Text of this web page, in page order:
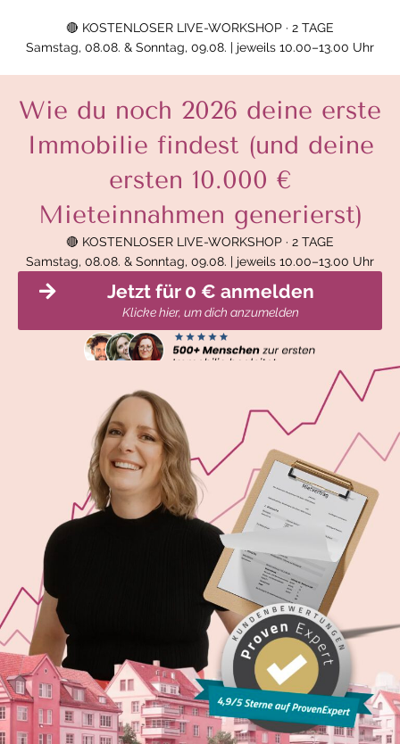
🔴 KOSTENLOSER LIVE-WORKSHOP · 2 TAGE
Samstag, 08.08. & Sonntag, 09.08. | jeweils 10.00–13.00 Uhr
Wie du noch 2026 deine erste
Immobilie findest (und deine
ersten 10.000 €
Mieteinnahmen generierst)
🔴 KOSTENLOSER LIVE-WORKSHOP · 2 TAGE
Samstag, 08.08. & Sonntag, 09.08. | jeweils 10.00–13.00 Uhr
Jetzt für 0 € anmelden
Klicke hier, um dich anzumelden